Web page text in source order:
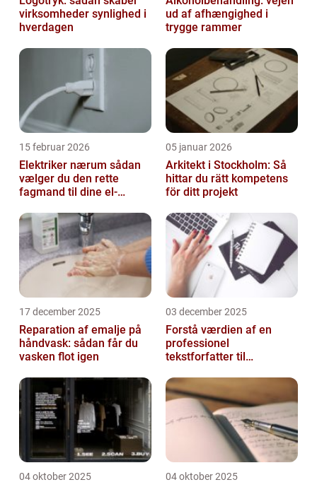
virksomheder synlighed i
hverdagen
ud af afhængighed i
trygge rammer
15 februar 2026
Elektriker nærum sådan
vælger du den rette
fagmand til dine el-
05 januar 2026
Arkitekt i Stockholm: Så
hittar du rätt kompetens
för ditt projekt
17 december 2025
Reparation af emalje på
håndvask: sådan får du
vasken flot igen
03 december 2025
Forstå værdien af en
professionel
tekstforfatter til
04 oktober 2025 04 oktober 2025